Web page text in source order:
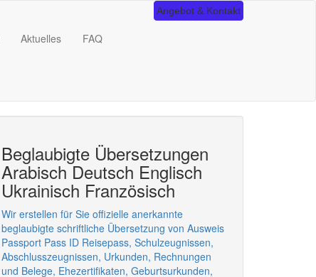
Angebot & Kontakt
Aktuelles FAQ
Beglaubigte Übersetzungen
Arabisch Deutsch Englisch
Ukrainisch Französisch
Wir erstellen für Sie offizielle anerkannte
beglaubigte schriftliche Übersetzung von Ausweis
Passport Pass ID Reisepass, Schulzeugnissen,
Abschlusszeugnissen, Urkunden, Rechnungen
und Belege, Ehezertifikaten, Geburtsurkunden,